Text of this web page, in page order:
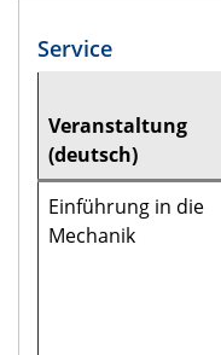
Service
Veranstaltung
(deutsch)
Einführung in die
Mechanik